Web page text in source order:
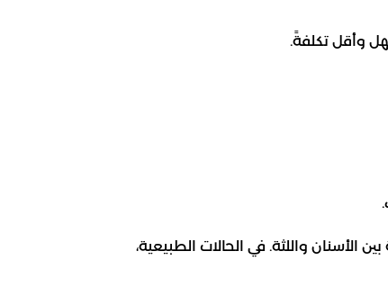
وأقل تكلفةً.
الأسنان واللثة. في الحالات الطبيعية،